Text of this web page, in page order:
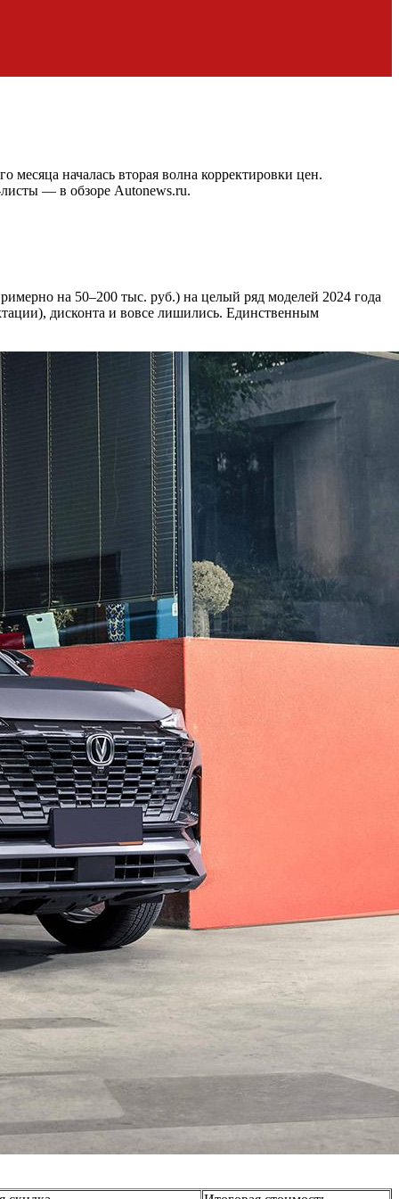
началась вторая волна корректировки цен.
— в обзоре Autonews.ru.
на 50–200 тыс. руб.) на целый ряд моделей 2024 года
дисконта и вовсе лишились. Единственным